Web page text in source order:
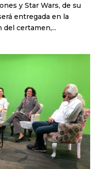
y Star Wars, de su
entregada en la
del certamen,...